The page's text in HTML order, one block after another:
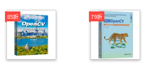
85折 79折